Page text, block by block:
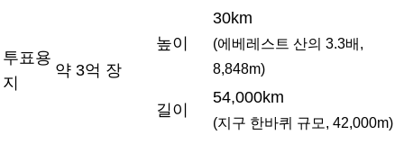
투표용
지
약 3억 장
높이
30km
(에베레스트 산의 3.3배,
8,848m)
길이
54,000km
(지구 한바퀴 규모, 42,000m)